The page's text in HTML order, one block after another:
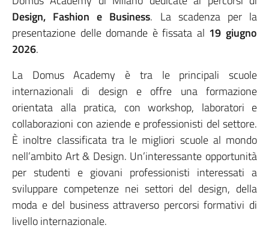
Design, Fashion e Business. La scadenza per la
presentazione delle domande è fissata al 19 giugno
2026.
La Domus Academy è tra le principali scuole
internazionali di design e offre una formazione
orientata alla pratica, con workshop, laboratori e
collaborazioni con aziende e professionisti del settore.
È inoltre classificata tra le migliori scuole al mondo
nell’ambito Art & Design. Un’interessante opportunità
per studenti e giovani professionisti interessati a
sviluppare competenze nei settori del design, della
moda e del business attraverso percorsi formativi di
livello internazionale.